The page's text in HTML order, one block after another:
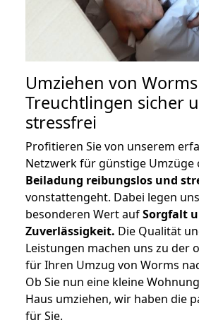
Umziehen von
Treuchtlingen sicher
stressfrei
Profitieren Sie von unserem
Netzwerk für günstige Umzüge
Beiladung reibungslos und
vonstattengeht. Dabei legen
besonderen Wert aufSorgfalt
Zuverlässigkeit. Die Qualität
Leistungen machen uns zu der
für Ihren Umzug von Worms
Ob Sie nun eine kleine
Haus umziehen, wir haben die
für Sie.